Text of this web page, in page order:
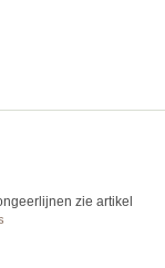
zie artikel